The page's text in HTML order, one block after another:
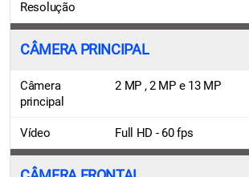
Resolução
CÂMERA PRINCIPAL
Câmera
principal
2 MP , 2 MP e 13 MP
Vídeo Full HD - 60 fps